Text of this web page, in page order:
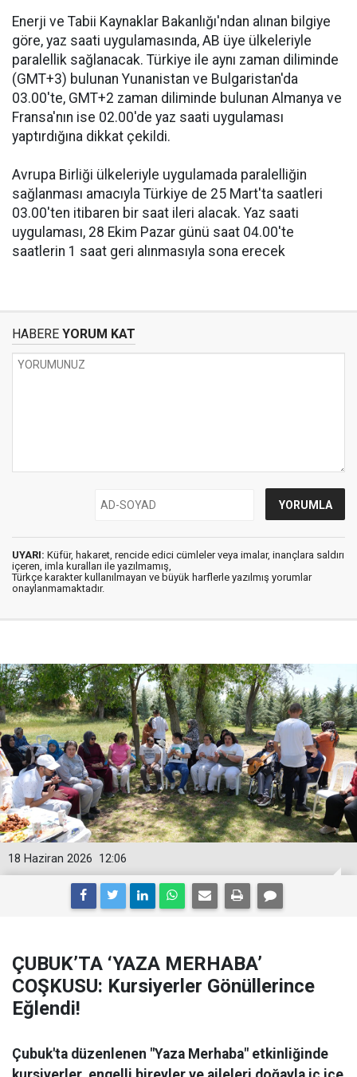
Enerji ve Tabii Kaynaklar Bakanlığı'ndan alınan bilgiye
göre, yaz saati uygulamasında, AB üye ülkeleriyle
paralellik sağlanacak. Türkiye ile aynı zaman diliminde
(GMT+3) bulunan Yunanistan ve Bulgaristan'da
03.00'te, GMT+2 zaman diliminde bulunan Almanya ve
Fransa'nın ise 02.00'de yaz saati uygulaması
yaptırdığına dikkat çekildi.
Avrupa Birliği ülkeleriyle uygulamada paralelliğin
sağlanması amacıyla Türkiye de 25 Mart'ta saatleri
03.00'ten itibaren bir saat ileri alacak. Yaz saati
uygulaması, 28 Ekim Pazar günü saat 04.00'te
saatlerin 1 saat geri alınmasıyla sona erecek
HABERE YORUM KAT
UYARI: Küfür, hakaret, rencide edici cümleler veya imalar, inançlara saldırı
içeren, imla kuralları ile yazılmamış,
Türkçe karakter kullanılmayan ve büyük harflerle yazılmış yorumlar
onaylanmamaktadır.
12:06
18 Haziran 2026
ÇUBUK’TA ‘YAZA MERHABA’
COŞKUSU: Kursiyerler Gönüllerince
Eğlendi!
Çubuk'ta düzenlenen "Yaza Merhaba" etkinliğinde